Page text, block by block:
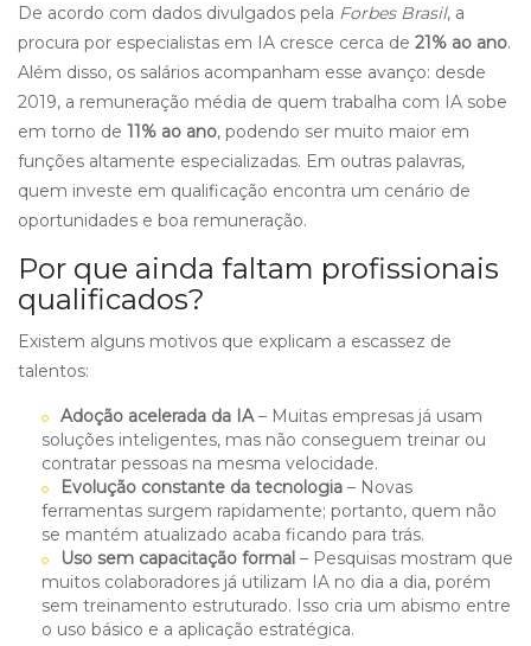
De acordo com dados divulgados pela Forbes Brasil, a
procura por especialistas em IA cresce cerca de 21% ao ano.
Além disso, os salários acompanham esse avanço: desde
2019, a remuneração média de quem trabalha com IA sobe
em torno de 11% ao ano, podendo ser muito maior em
funções altamente especializadas. Em outras palavras,
quem investe em qualificação encontra um cenário de
oportunidades e boa remuneração.
Por que ainda faltam profissionais
qualificados?
Existem alguns motivos que explicam a escassez de
talentos:
Adoção acelerada da IA– Muitas empresas já usam
soluções inteligentes, mas não conseguem treinar ou
contratar pessoas na mesma velocidade.
Evolução constante da tecnologia – Novas
ferramentas surgem rapidamente; portanto, quem não
se mantém atualizado acaba ficando para trás.
Uso sem capacitação formal – Pesquisas mostram que
muitos colaboradores já utilizam IA no dia a dia, porém
sem treinamento estruturado. Isso cria um abismo entre
o uso básico e a aplicação estratégica.